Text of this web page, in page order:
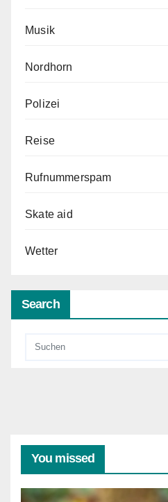
Musik
Nordhorn
Polizei
Reise
Rufnummerspam
Skate aid
Wetter
Search
You missed